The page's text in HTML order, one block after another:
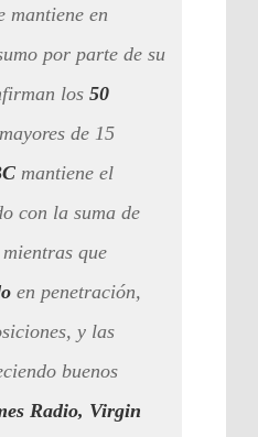
mantiene en
por parte de su
los 50
de 15
mantiene el
con la suma de
que
en penetración,
y las
buenos
Radio, Virgin